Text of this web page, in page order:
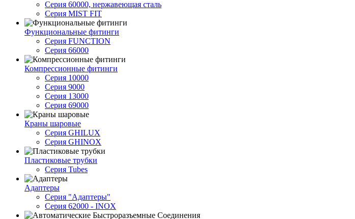
Серия 60000, нержавеющая сталь
Серия MIST FIT
Функциональные фитинги
Серия FUNCTION
Серия 66000
Компрессионные фитинги
Серия 10000
Серия 9000
Серия 13000
Серия 69000
Краны шаровые
Серия GHILUX
Серия GHINOX
Пластиковые трубки
Серия Tubes
Адаптеры
Серия "Адаптеры"
Серия 62000 - INOX